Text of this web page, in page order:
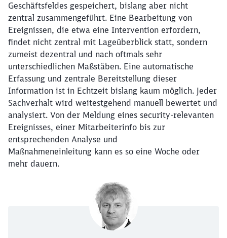
Geschäftsfeldes gespeichert, bislang aber nicht
zentral zusammengeführt. Eine Bearbeitung von
Ereignissen, die etwa eine Intervention erfordern,
findet nicht zentral mit Lageüberblick statt, sondern
zumeist dezentral und nach oftmals sehr
unterschiedlichen Maßstäben. Eine automatische
Erfassung und zentrale Bereitstellung dieser
Information ist in Echtzeit bislang kaum möglich. Jeder
Sachverhalt wird weitestgehend manuell bewertet und
analysiert. Von der Meldung eines security-relevanten
Ereignisses, einer Mitarbeiterinfo bis zur
entsprechenden Analyse und
Maßnahmeneinleitung kann es so eine Woche oder
mehr dauern.